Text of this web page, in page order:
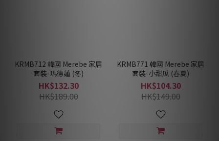
KRMB712 韓國 Merebe 家居
套裝-瑪德蓮 (冬)
HK$132.30
HK$189.00
KRMB771 韓國 Merebe 家居
套裝-小甜瓜 (春夏)
HK$104.30
HK$149.00